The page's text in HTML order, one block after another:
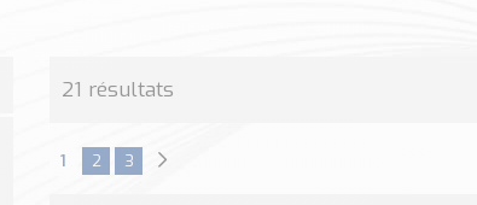
21 résultats
1 2 3